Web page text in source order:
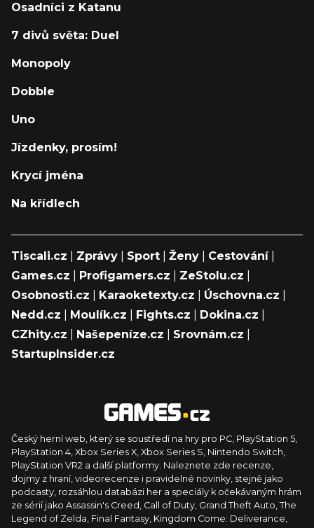
Osadníci z Katanu
7 divů světa: Duel
Monopoly
Dobble
Uno
Jízdenky, prosím!
Krycí jména
Na křídlech
Tiscali.cz Zprávy Sport Ženy Cestování|
Games.cz
Profigamers.cz ZeStolu.cz
Osobnosti.cz
Karaoketexty.cz Úschovna.cz
Nedd.cz
Moulík.cz Fights.cz Dokina.cz
CZhity.cz
Našepeníze.cz Srovnám.cz
StartupInsider.cz
Český herní web, který se soustředí na hry pro PC, PlayStation 5,
PlayStation 4, Xbox Series X, Xbox Series S, Nintendo Switch,
PlayStation VR2 a další platformy. Naleznete zde recenze,
dojmy z hraní, videorecenze i pravidelné novinky, stejně jako
podcasty, rozsáhlou databázi her a speciály k očekávaným hrám
ze sérií jako Assassin's Creed, Call of Duty, Grand Theft Auto, The
Legend of Zelda, Final Fantasy, Kingdom Come: Deliverance,